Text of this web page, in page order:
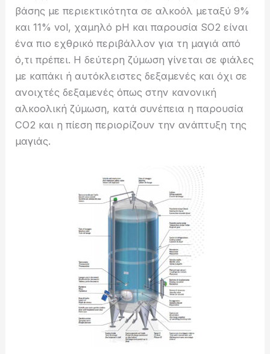
βάσης με περιεκτικότητα σε αλκοόλ μεταξύ 9%
και 11% vol, χαμηλό pH και παρουσία SO2 είναι
ένα πιο εχθρικό περιβάλλον για τη μαγιά από
ό,τι πρέπει. Η δεύτερη ζύμωση γίνεται σε φιάλες
με καπάκι ή αυτόκλειστες δεξαμενές και όχι σε
ανοιχτές δεξαμενές όπως στην κανονική
αλκοολική ζύμωση, κατά συνέπεια η παρουσία
CO2 και η πίεση περιορίζουν την ανάπτυξη της
μαγιάς.